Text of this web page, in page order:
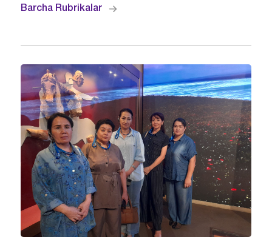
Barcha Rubrikalar